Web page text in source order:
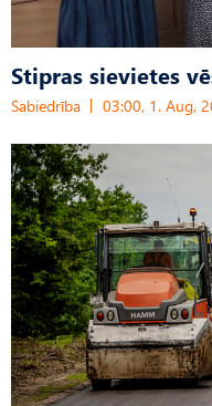
Stipras sievietes
Sabiedrība 03:00, 1. Aug,